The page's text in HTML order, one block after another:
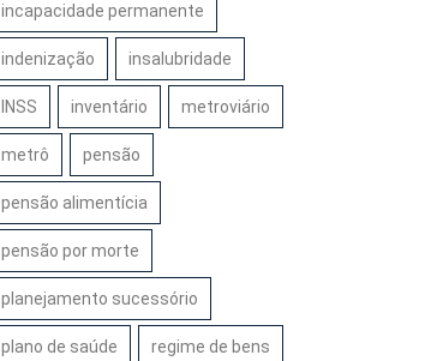
incapacidade permanente
indenização insalubridade
INSS inventário metroviário
metrô pensão
pensão alimentícia
pensão por morte
planejamento sucessório
plano de saúde regime de bens